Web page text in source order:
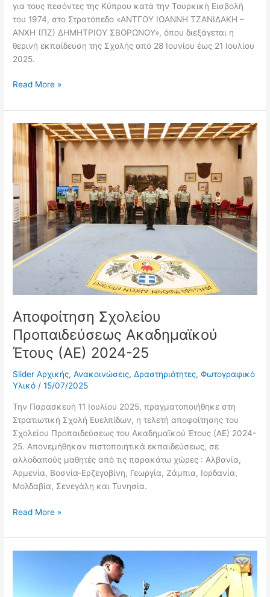
για τους πεσόντες της Κύπρου κατά την Τουρκική Εισβολή
του 1974, στο Στρατόπεδο «ΑΝΤΓΟΥ ΙΩΑΝΝΗ ΤΖΑΝΙΔΑΚΗ –
ΑΝΧΗ (ΠΖ) ΔΗΜΗΤΡΙΟΥ ΣΒΟΡΩΝΟΥ», όπου διεξάγεται η
θερινή εκπαίδευση της Σχολής από 28 Ιουνίου έως 21 Ιουλίου
2025.
Read More »
Αποφοίτηση Σχολείου
Προπαιδεύσεως Ακαδημαϊκού
Έτους (ΑΕ) 2024-25
Slider Αρχικής,Ανακοινώσεις,Δραστηριότητες,Φωτογραφικό
Υλικό /15/07/2025
Την Παρασκευή 11 Ιουλίου 2025, πραγματοποιήθηκε στη
Στρατιωτική Σχολή Ευελπίδων, η τελετή αποφοίτησης του
Σχολείου Προπαιδεύσεως του Ακαδημαϊκού Έτους (ΑΕ) 2024-
25. Απονεμήθηκαν πιστοποιητικά εκπαιδεύσεως, σε
αλλοδαπούς μαθητές από τις παρακάτω χώρες : Αλβανία,
Αρμενία, Βοσνία-Ερζεγοβίνη, Γεωργία, Ζάμπια, Ιορδανία,
Μολδαβία, Σενεγάλη και Τυνησία.
Αποφοίτηση
Σχολείου
Προπαιδεύσεως
Ακαδημαϊκού
Έτους
(ΑΕ)
2024-
25
Read More »